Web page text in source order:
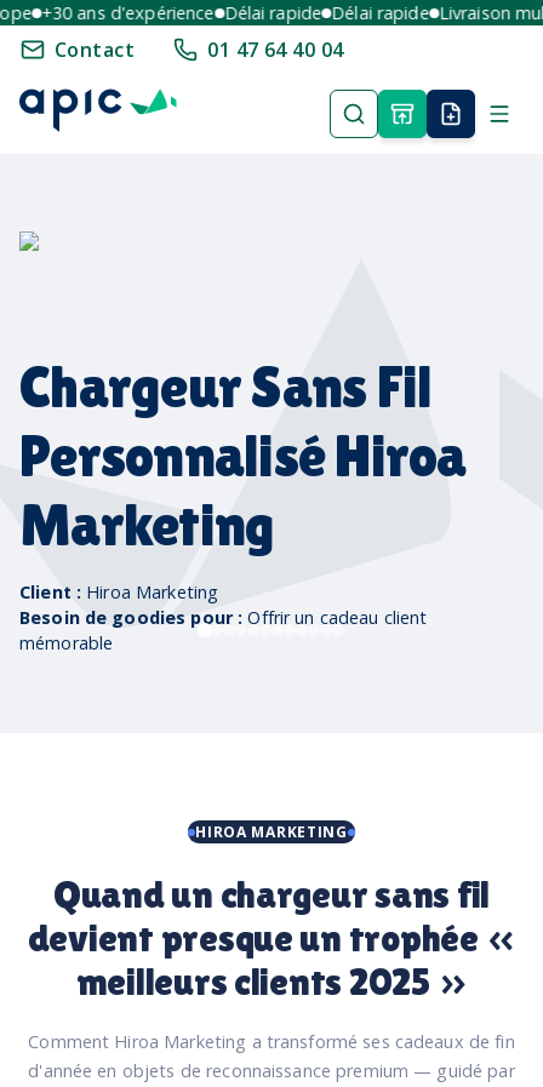
+30 ans d'expérience Délai rapide Délai rapide Livraison multi-
Contact 01 47 64 40 04
Chargeur Sans Fil
Personnalisé Hiroa
Marketing
Client : Hiroa Marketing
Besoin de goodies pour :Offrir un cadeau client
mémorable
HIROA MARKETING
Quand un chargeur sans fil
devient presque un trophée «
meilleurs clients 2025 »
Comment Hiroa Marketing a transformé ses cadeaux de fin
d'année en objets de reconnaissance premium — guidé par